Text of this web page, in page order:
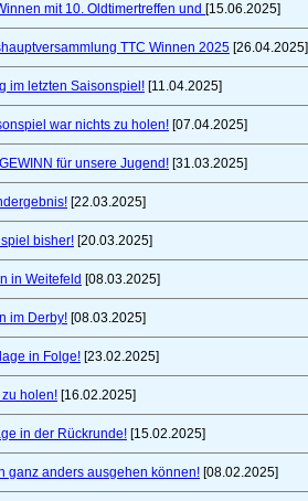
mit 10. Oldtimertreffen und [15.06.2025]
TTC Winnen 2025 [26.04.2025]
im letzten Saisonspiel! [11.04.2025]
war nichts zu holen! [07.04.2025]
für unsere Jugend! [31.03.2025]
[22.03.2025]
bisher! [20.03.2025]
in Weitefeld [08.03.2025]
im Derby! [08.03.2025]
in Folge! [23.02.2025]
holen! [16.02.2025]
in der Rückrunde! [15.02.2025]
ganz anders ausgehen können! [08.02.2025]